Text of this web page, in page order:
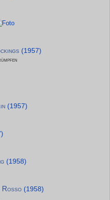
(1957)
(1957)
(1958)
(1958)